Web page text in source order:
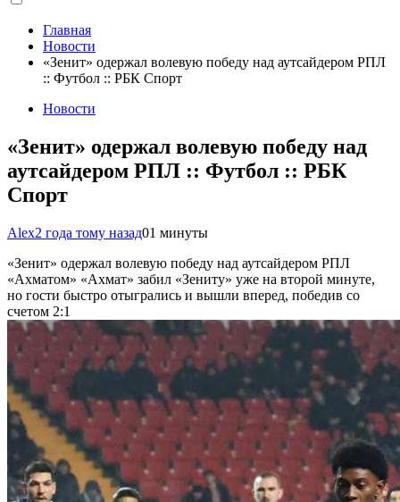
Главная
Новости
«Зенит» одержал волевую победу над аутсайдером РПЛ
:: Футбол :: РБК Спорт
Новости
«Зенит» одержал волевую победу над
аутсайдером РПЛ :: Футбол :: РБК
Спорт
Alex2 года тому назад01 минуты
«Зенит» одержал волевую победу над аутсайдером РПЛ
«Ахматом» «Ахмат» забил «Зениту» уже на второй минуте,
но гости быстро отыгрались и вышли вперед, победив со
счетом 2:1